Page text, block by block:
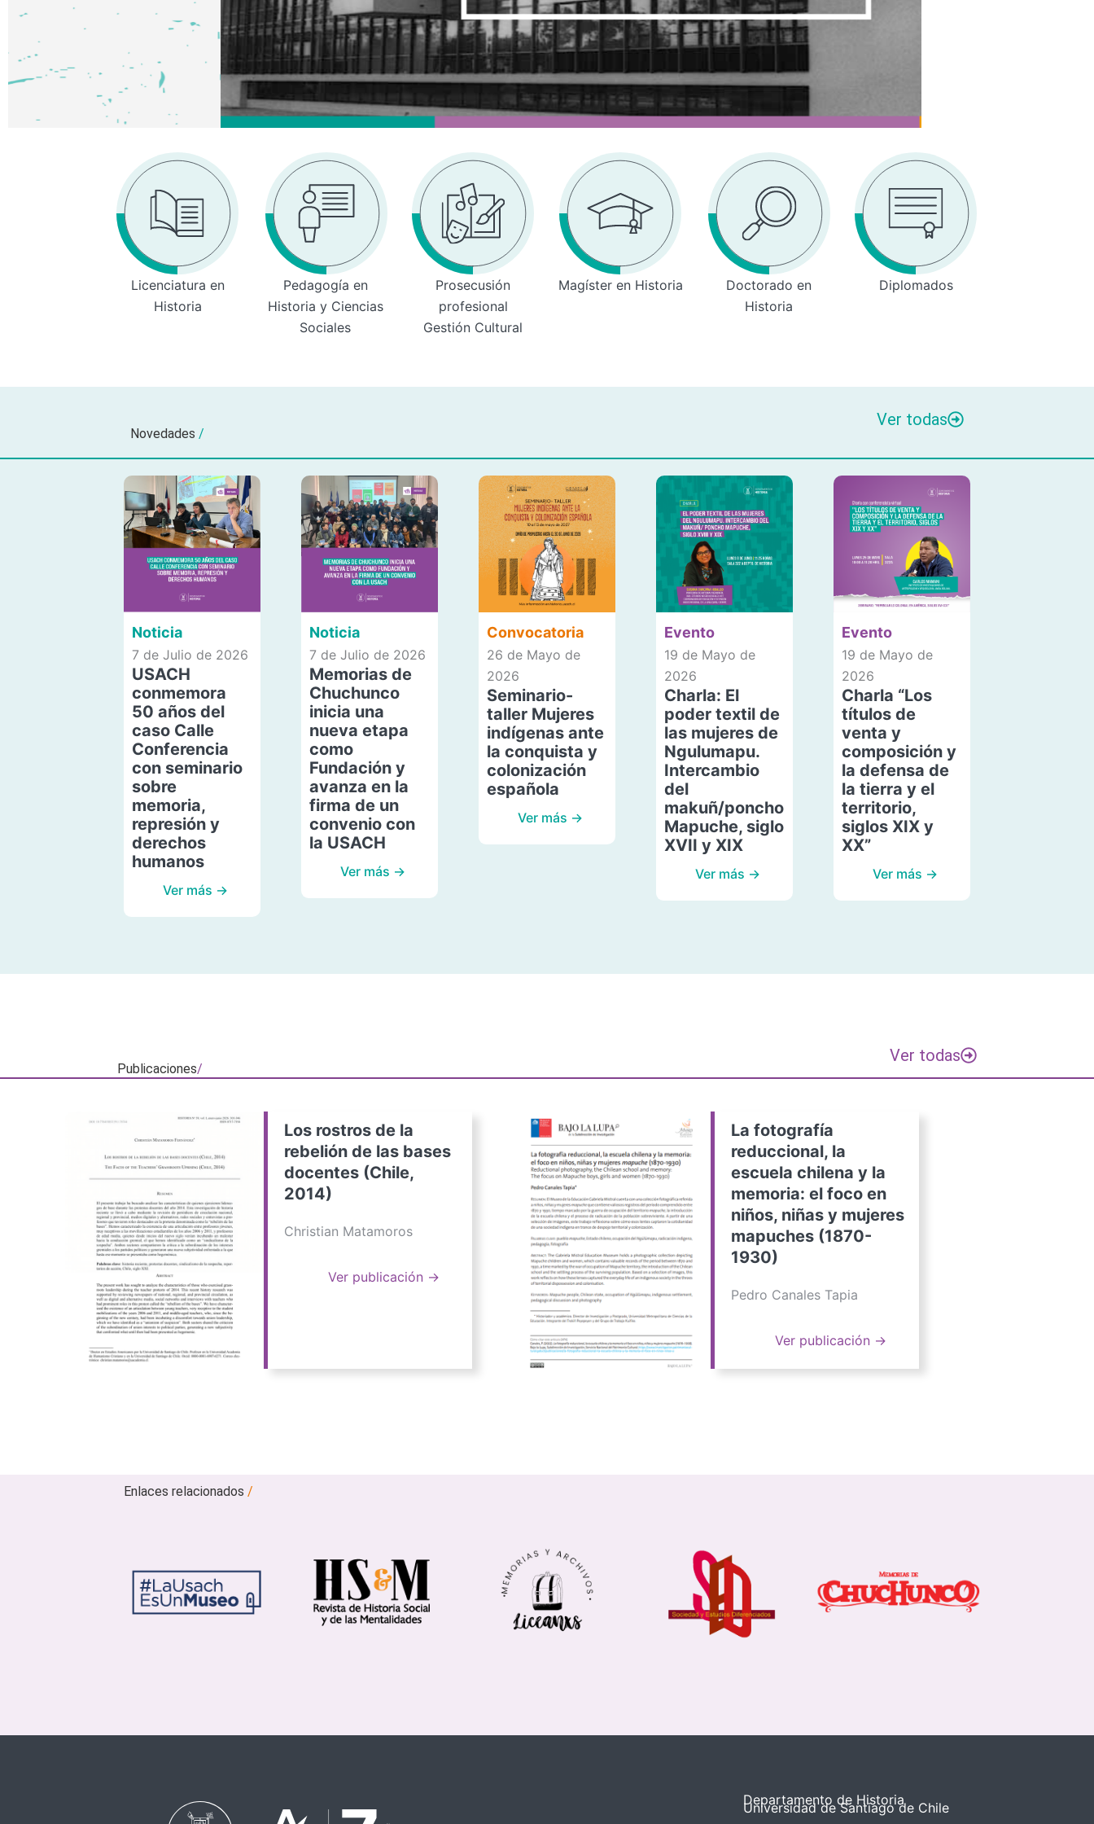
Licenciatura en
Historia
Pedagogía en
Historia y Ciencias
Sociales
Prosecusión
profesional
Gestión Cultural
Magíster en Historia
Doctorado en
Historia
Diplomados
Novedades /
Ver todas
Noticia
7 de Julio de 2026
USACH
conmemora
50 años del
caso Calle
Conferencia
con seminario
sobre
memoria,
represión y
derechos
humanos
Ver más →
Noticia
7 de Julio de 2026
Memorias de
Chuchunco
inicia una
nueva etapa
como
Fundación y
avanza en la
firma de un
convenio con
la USACH
Ver más →
Convocatoria
26 de Mayo de
2026
Seminario-
taller Mujeres
indígenas ante
la conquista y
colonización
española
Ver más →
Evento
19 de Mayo de
2026
Charla: El
poder textil de
las mujeres de
Ngulumapu.
Intercambio
del
makuñ/poncho
Mapuche, siglo
XVII y XIX
Ver más →
Evento
19 de Mayo de
2026
Charla “Los
títulos de
venta y
composición y
la defensa de
la tierra y el
territorio,
siglos XIX y
XX”
Ver más →
Publicaciones/
Ver todas
Los rostros de la
rebelión de las bases
docentes (Chile,
2014)
Christian Matamoros
Ver publicación →
La fotografía
reduccional, la
escuela chilena y la
memoria: el foco en
niños, niñas y mujeres
mapuches (1870-
1930)
Pedro Canales Tapia
Ver publicación →
Enlaces relacionados/
Departamento de Historia
Universidad de Santiago de Chile